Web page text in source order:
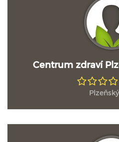
Centrum zdraví